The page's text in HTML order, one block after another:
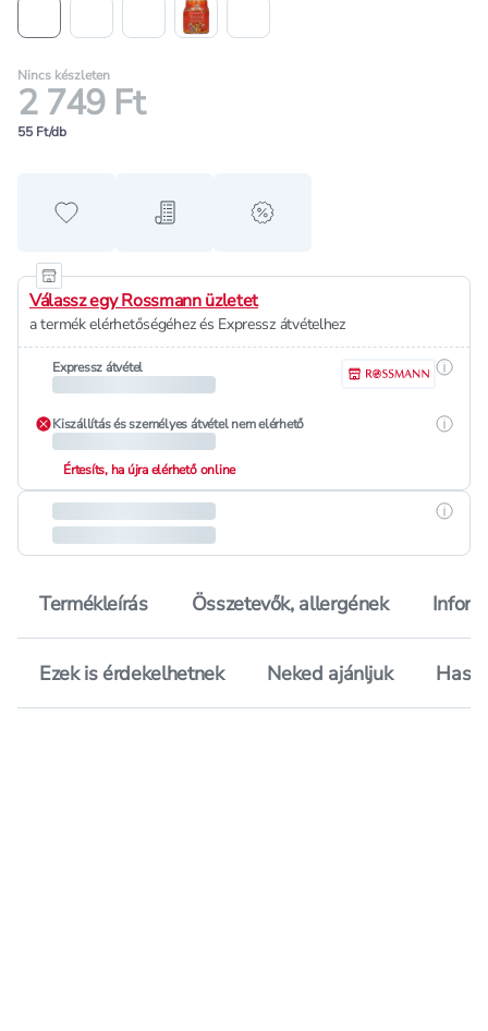
Nincs készleten
2 749 Ft
55 Ft/db
Hozzáadás a kedvencekhez
Hozzáadás a bevásárló listához
alert when on sale
Válassz egy Rossmann üzletet
a termék elérhetőségéhez és Expressz átvételhez
Expressz átvétel
Kiszállítás és személyes átvétel nem elérhető
Értesíts, ha újra elérhető online
Termékleírás Összetevők, allergének
Ezek is érdekelhetnek Neked ajánljuk